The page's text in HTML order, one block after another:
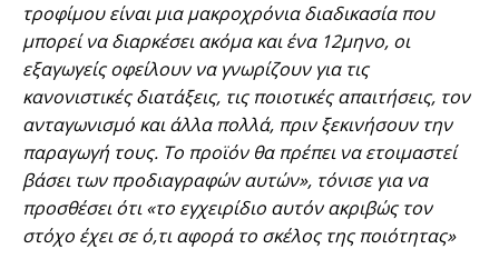
τροφίμου είναι μια μακροχρόνια διαδικασία που
μπορεί να διαρκέσει ακόμα και ένα 12μηνο, οι
εξαγωγείς οφείλουν να γνωρίζουν για τις
κανονιστικές διατάξεις, τις ποιοτικές απαιτήσεις, τον
ανταγωνισμό και άλλα πολλά, πριν ξεκινήσουν την
παραγωγή τους. Το προϊόν θα πρέπει να ετοιμαστεί
βάσει των προδιαγραφών αυτών», τόνισε για να
προσθέσει ότι «το εγχειρίδιο αυτόν ακριβώς τον
στόχο έχει σε ό,τι αφορά το σκέλος της ποιότητας»